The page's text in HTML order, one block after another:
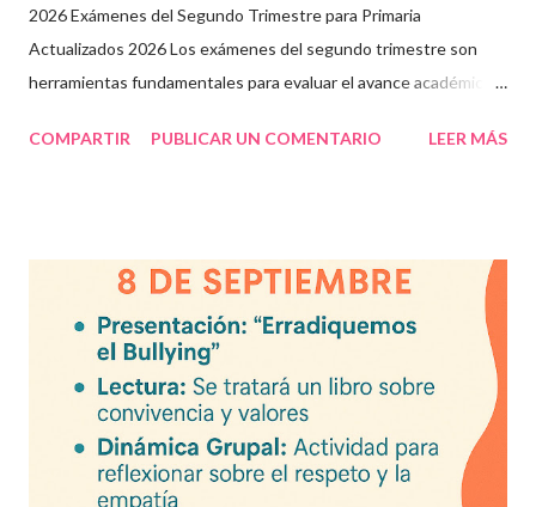
2026 Exámenes del Segundo Trimestre para Primaria
Actualizados 2026 Los exámenes del segundo trimestre son
herramientas fundamentales para evaluar el avance académico
descargable en PDF, diseñado para docentes que buscan
frecuentes Beneficios de utilizar estos exámenes trimestrales
Evaluaciones alineadas al programa oficial. Formato optimizado
para impresión o uso en plataformas educativas. Reactivos que
fortalecen la comprensión y el pensamiento crítico. Ideal para
formación docente y evaluación diagnóstica. Material
descargable PDF editable. Estos exámenes también pueden
integrarse en herramientas digitales pa...
COMPARTIR PUBLICAR UN COMENTARIO LEER MÁS